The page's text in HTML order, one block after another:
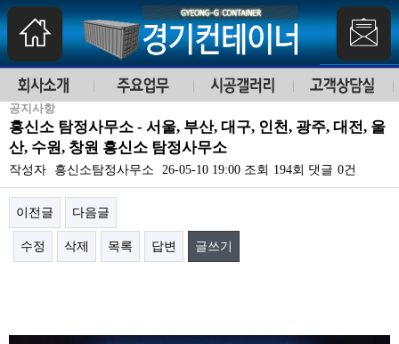
공지사항
흥신소 탐정사무소 - 서울, 부산, 대구, 인천, 광주, 대전, 울
산, 수원, 창원 흥신소 탐정사무소
작성자 흥신소탐정사무소 26-05-10 19:00 조회 194회 댓글 0건
이전글 다음글
수정 삭제 목록 답변 글쓰기